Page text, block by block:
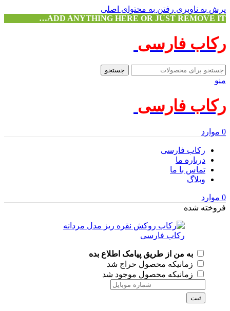
پرش به ناوبری رفتن به محتوای اصلی
ADD ANYTHING HERE OR JUST REMOVE IT…
رکاب فارسی
جستجو
منو
رکاب فارسی
0 موارد
رکاب فارسی
درباره ما
تماس با ما
وبلاگ
0 موارد
فروخته شده
به من از طریق پیامک اطلاع بده
زمانیکه محصول حراج شد
زمانیکه محصول موجود شد
ثبت